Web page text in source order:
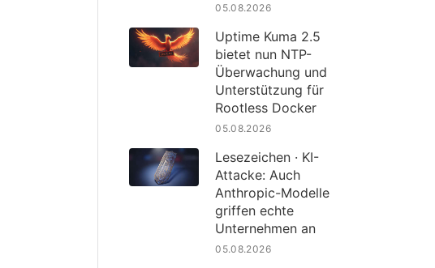
05.08.2026
Uptime Kuma 2.5
bietet nun NTP-
Überwachung und
Unterstützung für
Rootless Docker
05.08.2026
Lesezeichen · KI-
Attacke: Auch
Anthropic-Modelle
griffen echte
Unternehmen an
05.08.2026